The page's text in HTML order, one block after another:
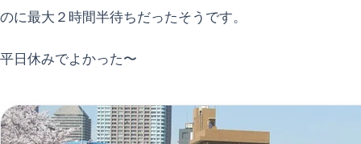
のに最大２時間半待ちだったそうです。
平日休みでよかった〜